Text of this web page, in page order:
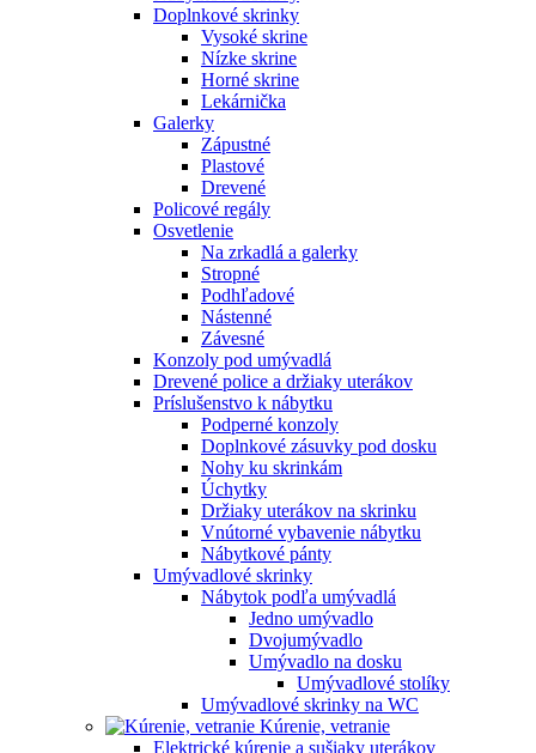
Doplnkové skrinky
Vysoké skrine
Nízke skrine
Horné skrine
Lekárnička
Galerky
Zápustné
Plastové
Drevené
Policové regály
Osvetlenie
Na zrkadlá a galerky
Stropné
Podhľadové
Nástenné
Závesné
Konzoly pod umývadlá
Drevené police a držiaky uterákov
Príslušenstvo k nábytku
Podperné konzoly
Doplnkové zásuvky pod dosku
Nohy ku skrinkám
Úchytky
Držiaky uterákov na skrinku
Vnútorné vybavenie nábytku
Nábytkové pánty
Umývadlové skrinky
Nábytok podľa umývadlá
Jedno umývadlo
Dvojumývadlo
Umývadlo na dosku
Umývadlové stolíky
Umývadlové skrinky na WC
Kúrenie, vetranie
Elektrické kúrenie a sušiaky uterákov